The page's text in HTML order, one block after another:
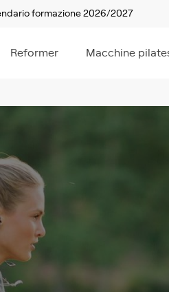
formazione 2026/2027
Reformer Macchine